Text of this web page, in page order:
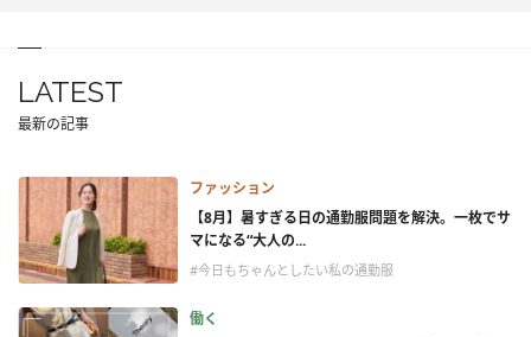
LATEST
最新の記事
ファッション
【8月】暑すぎる日の通勤服問題を解決。一枚でサ
マになる“大人の...
#今日もちゃんとしたい私の通勤服
働く